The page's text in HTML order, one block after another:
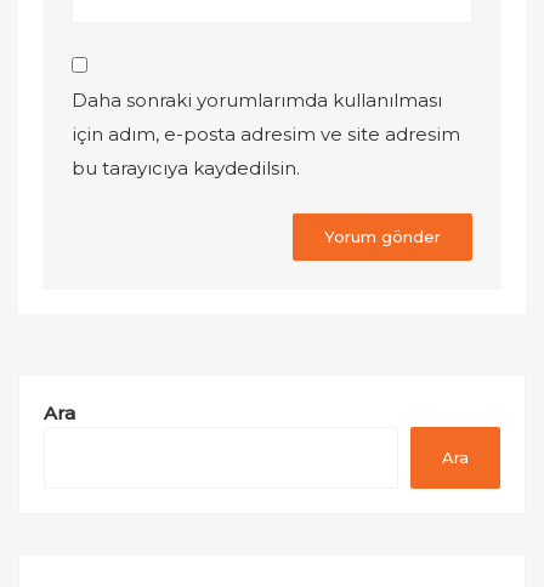
Daha sonraki yorumlarımda kullanılması
için adım, e-posta adresim ve site adresim
bu tarayıcıya kaydedilsin.
Ara
Ara